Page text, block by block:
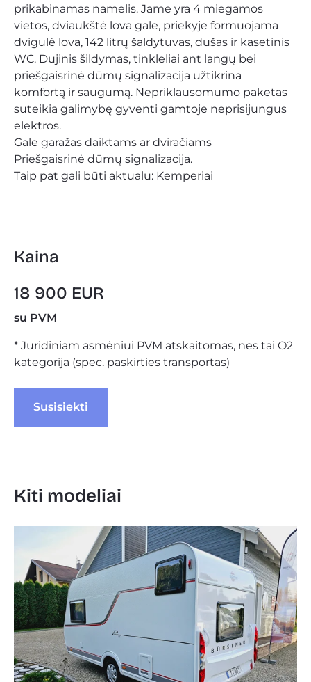
prikabinamas namelis. Jame yra 4 miegamos
vietos, dviaukštė lova gale, priekyje formuojama
dvigulė lova, 142 litrų šaldytuvas, dušas ir kasetinis
WC. Dujinis šildymas, tinkleliai ant langų bei
priešgaisrinė dūmų signalizacija užtikrina
komfortą ir saugumą. Nepriklausomumo paketas
suteikia galimybę gyventi gamtoje neprisijungus
elektros.
Gale garažas daiktams ar dviračiams
Priešgaisrinė dūmų signalizacija.
Taip pat gali būti aktualu: Kemperiai
Kaina
18 900 EUR
su PVM
* Juridiniam asmėniui PVM atskaitomas, nes tai O2
kategorija (spec. paskirties transportas)
Susisiekti
Kiti modeliai